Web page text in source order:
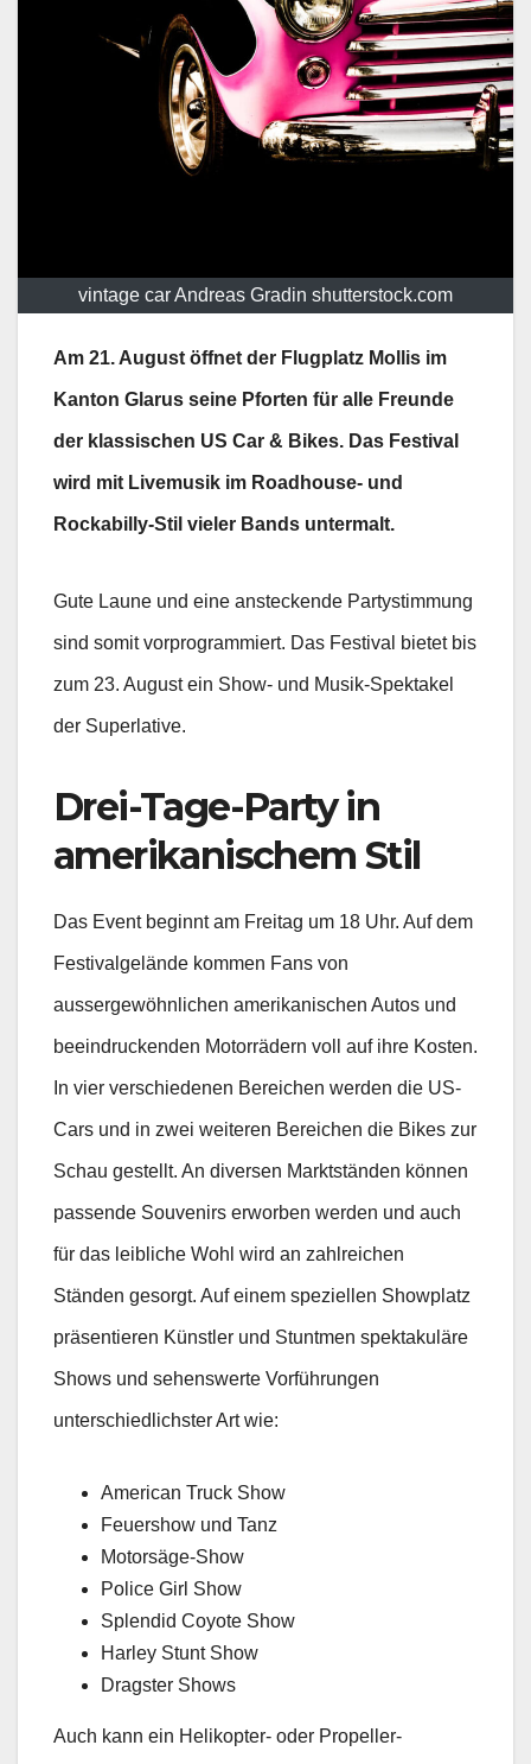
vintage car Andreas Gradin shutterstock.com
Am 21. August öffnet der Flugplatz Mollis im
Kanton Glarus seine Pforten für alle Freunde
der klassischen US Car & Bikes. Das Festival
wird mit Livemusik im Roadhouse- und
Rockabilly-Stil vieler Bands untermalt.
Gute Laune und eine ansteckende Partystimmung
sind somit vorprogrammiert. Das Festival bietet bis
zum 23. August ein Show- und Musik-Spektakel
der Superlative.
Drei-Tage-Party in
amerikanischem Stil
Das Event beginnt am Freitag um 18 Uhr. Auf dem
Festivalgelände kommen Fans von
aussergewöhnlichen amerikanischen Autos und
beeindruckenden Motorrädern voll auf ihre Kosten.
In vier verschiedenen Bereichen werden die US-
Cars und in zwei weiteren Bereichen die Bikes zur
Schau gestellt. An diversen Marktständen können
passende Souvenirs erworben werden und auch
für das leibliche Wohl wird an zahlreichen
Ständen gesorgt. Auf einem speziellen Showplatz
präsentieren Künstler und Stuntmen spektakuläre
Shows und sehenswerte Vorführungen
unterschiedlichster Art wie:
American Truck Show
Feuershow und Tanz
Motorsäge-Show
Police Girl Show
Splendid Coyote Show
Harley Stunt Show
Dragster Shows
Auch kann ein Helikopter- oder Propeller-